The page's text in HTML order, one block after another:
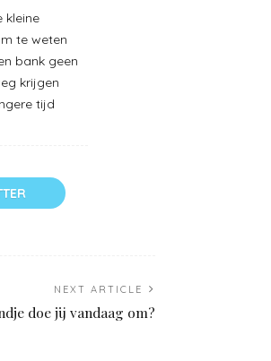
kleine
te weten
bank geen
krijgen
tijd
NEXT ARTICLE
doe jij vandaag om?